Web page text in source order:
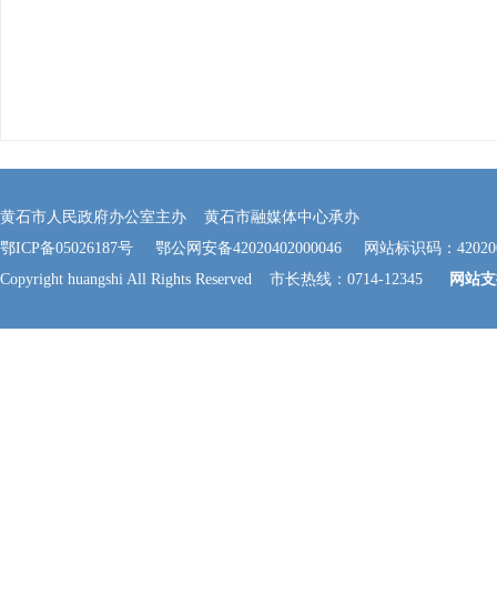
黄石市人民政府办公室主办 黄石市融媒体中心承办
鄂ICP备05026187号
鄂公网安备42020402000046 网站标识码：
Copyright huangshi All Rights Reserved 市长热线：0714-12345
网站